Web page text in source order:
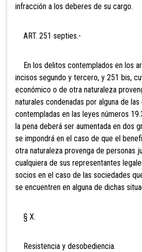
infracción a los deberes de su cargo.
ART. 251 septies.-
En los delitos contemplados en los
incisos segundo y tercero, y 251 bis,
económico o de otra naturaleza
naturales condenadas por alguna de
contempladas en las leyes números
la pena deberá ser aumentada en dos
se impondrá en el caso de que el
otra naturaleza provenga de personas
cualquiera de sus representantes
socios en el caso de las sociedades
se encuentren en alguna de dichas
§ X.
Resistencia y desobediencia.